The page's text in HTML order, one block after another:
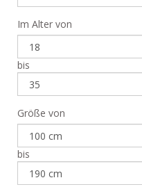
Im Alter von
bis
Größe von
bis